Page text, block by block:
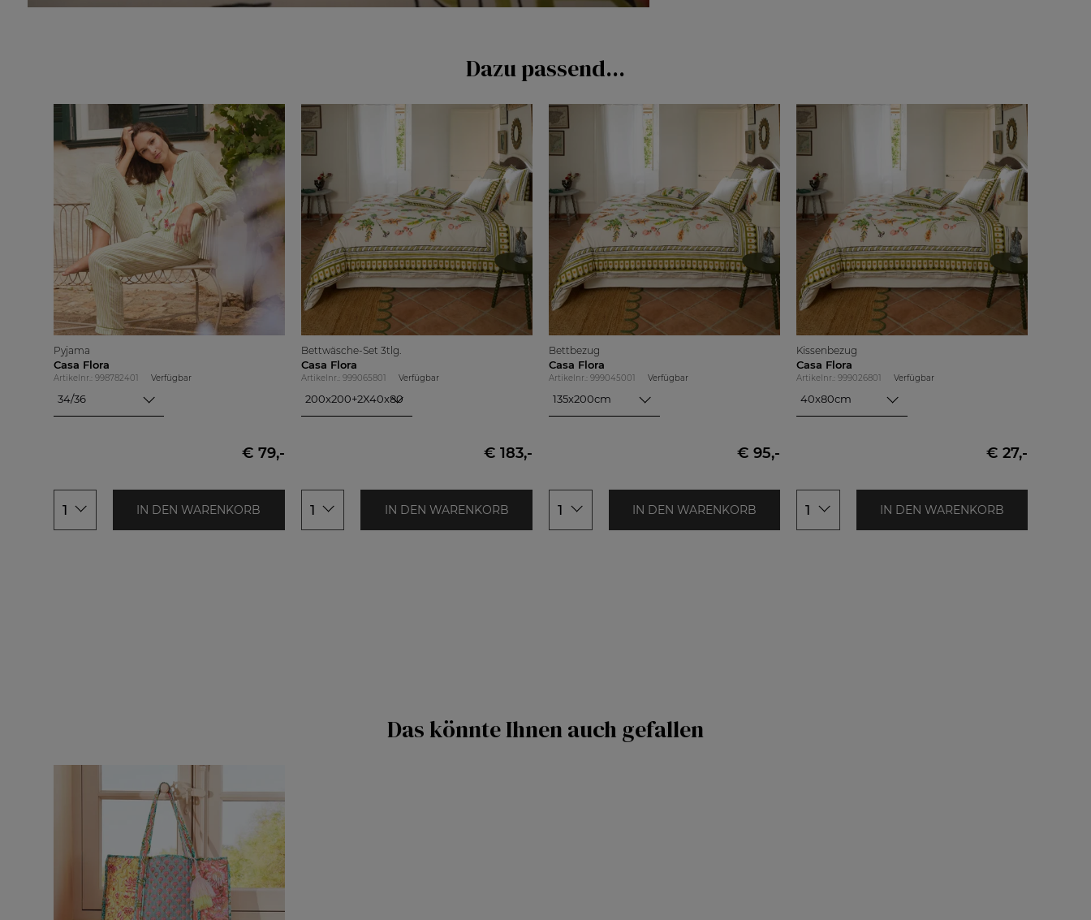
Dazu passend...
Pyjama
Casa Flora
Artikelnr.: 998782401 Verfügbar
34/36
€ 79,-
1 IN DEN WARENKORB
Bettwäsche-Set 3tlg.
Casa Flora
Artikelnr.: 999065801 Verfügbar
200x200+2X40x80
€ 183,-
1 IN DEN WARENKORB
Bettbezug
Casa Flora
Artikelnr.: 999045001 Verfügbar
135x200cm
€ 95,-
1 IN DEN WARENKORB
Kissenbezug
Casa Flora
Artikelnr.: 999026801 Verfügbar
40x80cm
€ 27,-
1 IN DEN WARENKORB
Das könnte Ihnen auch gefallen